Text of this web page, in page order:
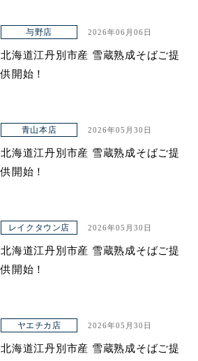
与野店 2026年06月06日
北海道江丹別市産 雪蔵熟成そばご提
供開始！
青山本店 2026年05月30日
北海道江丹別市産 雪蔵熟成そばご提
供開始！
レイクタウン店 2026年05月30日
北海道江丹別市産 雪蔵熟成そばご提
供開始！
ヤエチカ店 2026年05月30日
北海道江丹別市産 雪蔵熟成そばご提